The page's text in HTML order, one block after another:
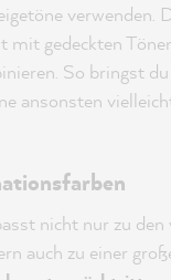
verwenden.
mit gedeckten
So bringst
ansonsten
nicht nur zu den
auch zu einer